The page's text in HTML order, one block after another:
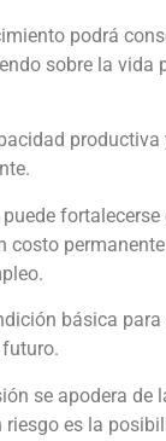
podrá
sobre la vida
productiva
fortalecerse
costo
básica
se apodera de
riesgo es la